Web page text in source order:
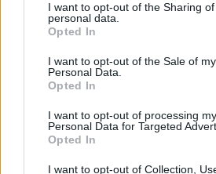
not limited to your visit or usage
grant or deny consent to Google and
use your data for below specified
consent section.
I want to opt-out of the Sharing
personal data.
Opted In
I want to opt-out of the Sale of my
Personal Data.
Opted In
I want to opt-out of processing my
Personal Data for Targeted
Opted In
I want to opt-out of Collection,
φάση τους αποζημίωσε, καθώς
οδηγήσει την ομάδα στον πρώτο